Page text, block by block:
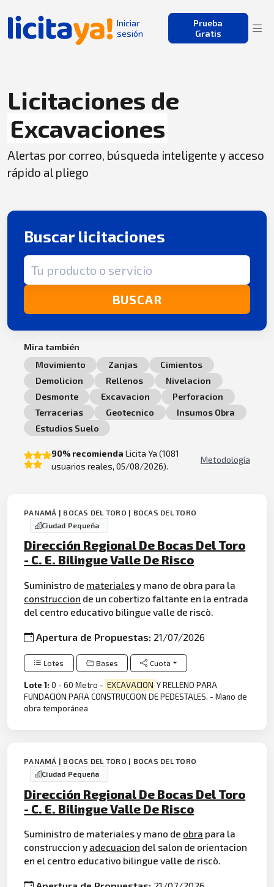
Iniciar
sesión
Prueba
Gratis
Licitaciones de
Excavaciones
Alertas por correo, búsqueda inteligente y acceso
rápido al pliego
Buscar licitaciones
Término de búsqueda
BUSCAR
Mira también
Movimiento
Zanjas
Cimientos
Demolicion
Rellenos
Nivelacion
Desmonte
Excavacion
Perforacion
Terracerias
Geotecnico
Insumos Obra
Estudios Suelo
90% recomienda Licita Ya (1081
usuarios reales, 05/08/2026).
Metodología
PANAMÁ | BOCAS DEL TORO | BOCAS DEL TORO
Ciudad Pequeña
Dirección Regional De Bocas Del Toro
- C. E. Bilingue Valle De Risco
Suministro de materialesy mano de obra para la
construccion de un cobertizo faltante en la entrada
del centro educativo bilingue valle de riscò.
Apertura de Propuestas: 21/07/2026
Lotes Bases Cuota
Lote 1:0 - 60 Metro - EXCAVACION Y RELLENO PARA
FUNDACION PARA CONSTRUCCION DE PEDESTALES. - Mano de
obra temporánea
PANAMÁ | BOCAS DEL TORO | BOCAS DEL TORO
Ciudad Pequeña
Dirección Regional De Bocas Del Toro
- C. E. Bilingue Valle De Risco
Suministro de materiales y mano de obra para la
construccion y adecuacion del salon de orientacion
en el centro educativo bilingue valle de riscò.